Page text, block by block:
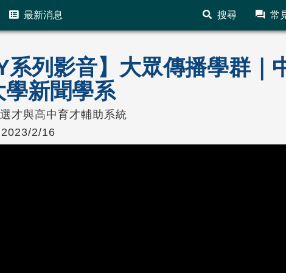
最新消息 搜尋 常
系列影音】大眾傳播學群｜
學新聞學系
才與高中育才輔助系統
2023/2/16